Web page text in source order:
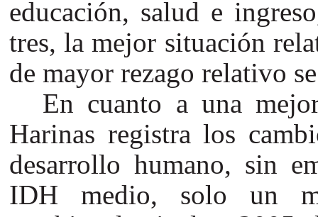
educación, salud e
tres, la mejor situación
de mayor rezago relativo
En cuanto a una
Harinas registra los
desarrollo humano, sin
IDH medio, solo un